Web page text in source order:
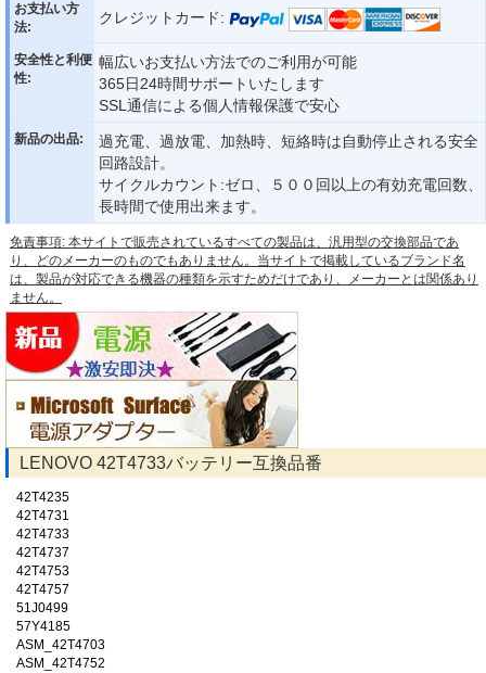
お支払い方
法:
クレジットカード:
安全性と利便
性:
幅広いお支払い方法でのご利用が可能
365日24時間サポートいたします
SSL通信による個人情報保護で安心
新品の出品:
過充電、過放電、加熱時、短絡時は自動停止される安全
回路設計。
サイクルカウント:ゼロ、５００回以上の有効充電回数、
長時間で使用出来ます。
免責事項: 本サイトで販売されているすべての製品は、汎用型の交換部品であ
り、どのメーカーのものでもありません。当サイトで掲載しているブランド名
は、製品が対応できる機器の種類を示すためだけであり、メーカーとは関係あり
ません。
LENOVO 42T4733バッテリー互換品番
42T4235
42T4731
42T4733
42T4737
42T4753
42T4757
51J0499
57Y4185
ASM_42T4703
ASM_42T4752